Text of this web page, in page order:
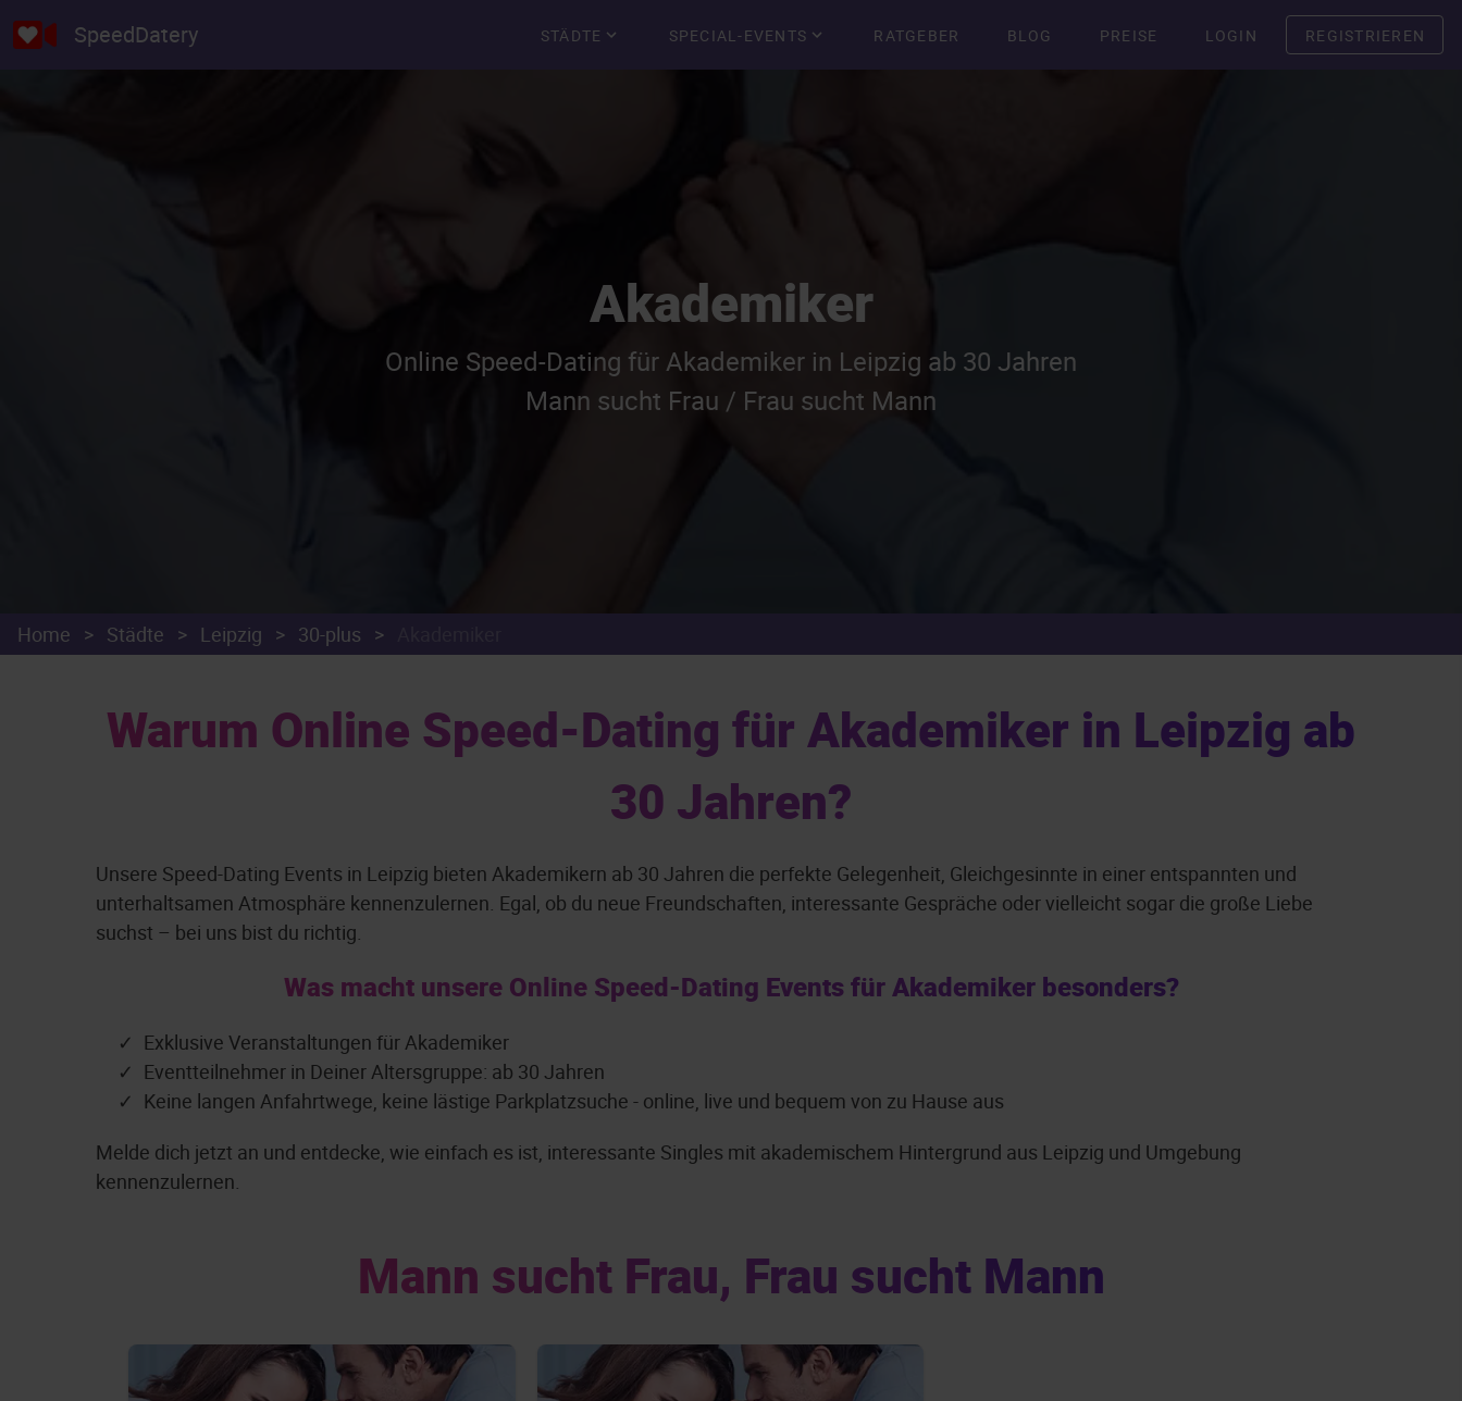
SpeedDatery STÄDTE SPECIAL-EVENTS RATGEBER BLOG PREISE LOGIN REGISTRIEREN
Akademiker
Online Speed-Dating für Akademiker in Leipzig ab 30 Jahren
Mann sucht Frau / Frau sucht Mann
Home > Städte > Leipzig > 30-plus >
Warum Online Speed-Dating für Akademiker in Leipzig ab
30 Jahren?
Unsere Speed-Dating Events in Leipzig bieten Akademikern ab 30 Jahren die perfekte Gelegenheit, Gleichgesinnte in einer entspannten und
unterhaltsamen Atmosphäre kennenzulernen. Egal, ob du neue Freundschaften, interessante Gespräche oder vielleicht sogar die große Liebe
suchst – bei uns bist du richtig.
Was macht unsere Online Speed-Dating Events für Akademiker besonders?
Exklusive Veranstaltungen für Akademiker
Eventteilnehmer in Deiner Altersgruppe: ab 30 Jahren
Keine langen Anfahrtwege, keine lästige Parkplatzsuche - online, live und bequem von zu Hause aus
Melde dich jetzt an und entdecke, wie einfach es ist, interessante Singles mit akademischem Hintergrund aus Leipzig und Umgebung
kennenzulernen.
Mann sucht Frau, Frau sucht Mann